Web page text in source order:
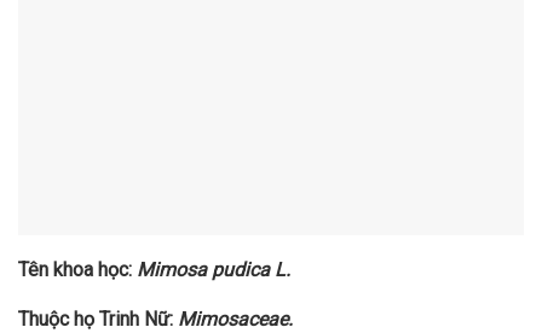
Tên khoa học: Mimosa pudica L.
Thuộc họ Trinh Nữ: Mimosaceae.